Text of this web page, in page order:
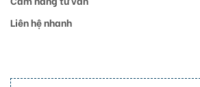
Liên hệ nhanh